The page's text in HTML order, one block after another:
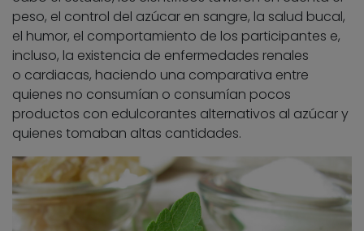
peso, el control del azúcar en sangre, la salud bucal,
el humor, el comportamiento de los participantes e,
incluso, la existencia de enfermedades renales
o cardiacas, haciendo una comparativa entre
quienes no consumían o consumían pocos
productos con edulcorantes alternativos al azúcar y
quienes tomaban altas cantidades.